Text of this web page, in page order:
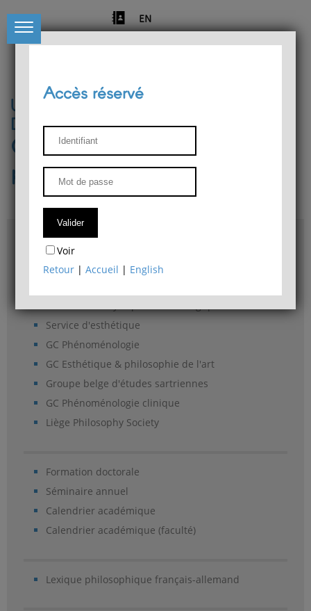
EN
Université de Liège
Département de philosophie
Centre de recherches
phénoménologiques
Accès & plans
Bibliothèque du Département de philosophie
Service d'esthétique
GC Phénoménologie
GC Esthétique & philosophie de l'art
Groupe belge d'études sartriennes
GC Phénoménologie clinique
Liège Philosophy Society
Formation doctorale
Séminaire annuel
Calendrier académique
Calendrier académique (faculté)
Lexique philosophique français-allemand
Accès réservé
Voir
Retour |Accueil | English